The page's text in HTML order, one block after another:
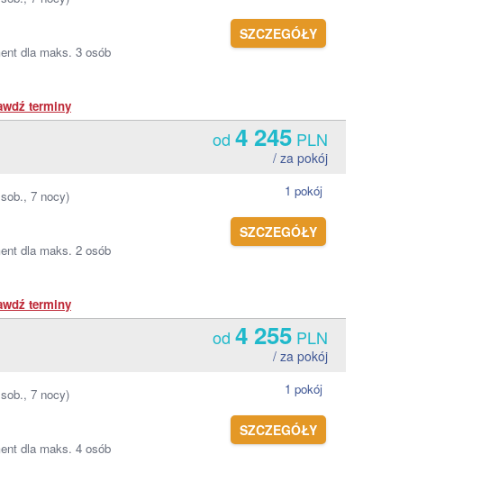
dla maks. 3 osób
terminy
SZCZEGÓŁY
od 4 245 PLN
/ za pokój
7 nocy)
dla maks. 2 osób
terminy
1 pokój
SZCZEGÓŁY
od 4 255 PLN
/ za pokój
7 nocy)
dla maks. 4 osób
1 pokój
SZCZEGÓŁY